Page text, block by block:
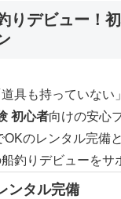
りデビュー！
具も持っていない
初心者向けの安心
のレンタル完備
釣りデビューをサ
ンタル完備